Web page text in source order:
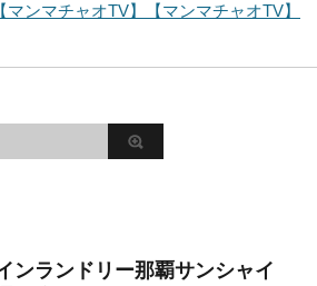
ンマチャオTV】【マンマチャオTV】
ンランドリー那覇サンシャイ